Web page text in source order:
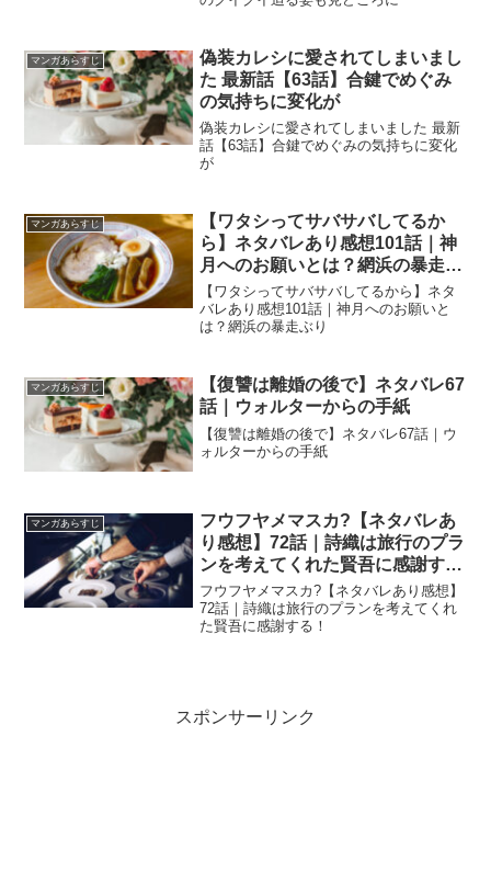
マンガあらすじ
偽装カレシに愛されてしまいまし
た 最新話【63話】合鍵でめぐみ
の気持ちに変化が
偽装カレシに愛されてしまいました 最新
話【63話】合鍵でめぐみの気持ちに変化
が
マンガあらすじ
【ワタシってサバサバしてるか
ら】ネタバレあり感想101話｜神
月へのお願いとは？網浜の暴走ぶ
り
【ワタシってサバサバしてるから】ネタ
バレあり感想101話｜神月へのお願いと
は？網浜の暴走ぶり
マンガあらすじ
【復讐は離婚の後で】ネタバレ67
話｜ウォルターからの手紙
【復讐は離婚の後で】ネタバレ67話｜ウ
ォルターからの手紙
マンガあらすじ
フウフヤメマスカ?【ネタバレあ
り感想】72話｜詩織は旅行のプラ
ンを考えてくれた賢吾に感謝す
る！
フウフヤメマスカ?【ネタバレあり感想】
72話｜詩織は旅行のプランを考えてくれ
た賢吾に感謝する！
スポンサーリンク